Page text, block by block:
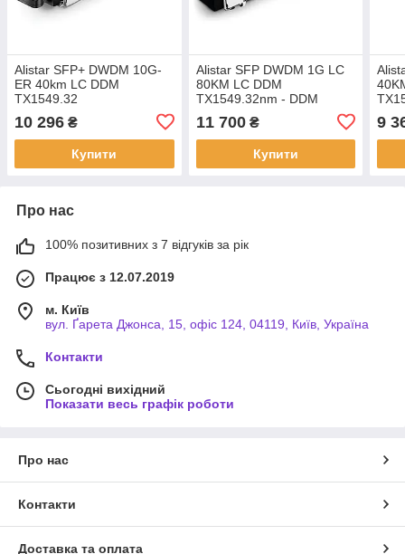
Alistar SFP+ DWDM 10G-
ER 40km LC DDM
TX1549.32
10 296 ₴
Купити
Alistar SFP DWDM 1G LC
80KM LC DDM
TX1549.32nm - DDM
11 700₴
Купити
9
Про нас
100% позитивних з 7 відгуків за рік
Працює з 12.07.2019
м. Київ
вул. Ґарета Джонса, 15, офіс 124, 04119, Київ, Україна
Контакти
Сьогодні вихідний
Показати весь графік роботи
Про нас
Контакти
Доставка та оплата